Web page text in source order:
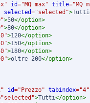
" id="MQ max" title="MQ
selected="selected ">Tutti
">50</option>
">80</option>
">120</option>
">150</option>
">180</option>
">oltre 200</option>
" id="Prezzo" tabindex="4"
"selected ">Tutti</option>